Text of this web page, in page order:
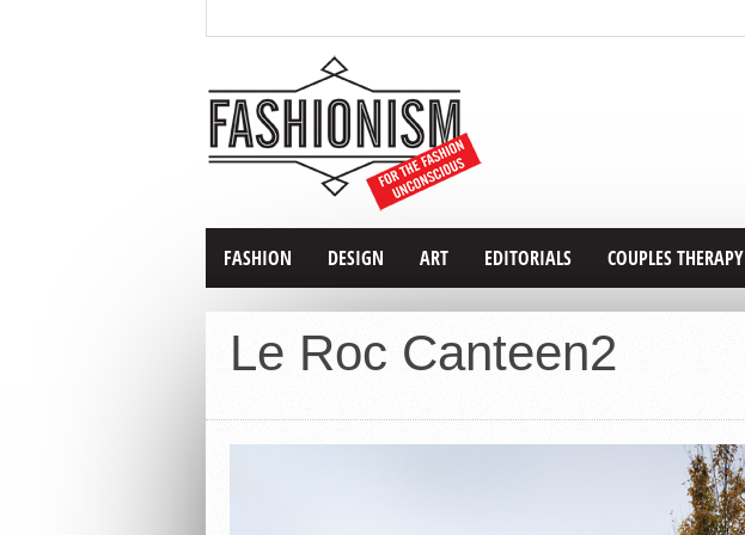
FASHION DESIGN ART EDITORIALS COUPLES THERAPY
Le Roc Canteen2